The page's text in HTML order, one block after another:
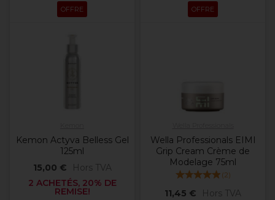
OFFRE
Kemon Actyva Belless Gel
125ml
15,00 €
Hors TVA
2 ACHETÉS, 20% DE
REMISE!
OFFRE
Wella Professionals EIMI
Grip Cream Crème de
Modelage 75ml
(2)
11,45 €
Hors TVA